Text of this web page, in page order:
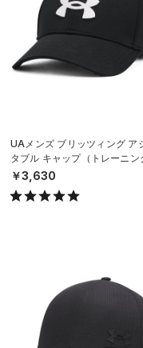
UAメンズ ブリッツィング ア
タブル キャップ（トレーニン
N）
￥3,630